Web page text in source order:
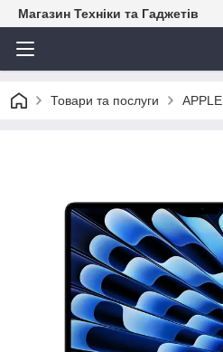
Магазин Техніки та Гаджетів
Товари та послуги APPLE